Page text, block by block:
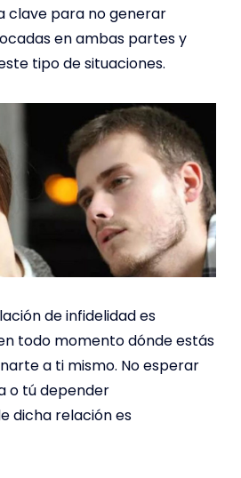
clave para no generar
en ambas partes y
tipo de situaciones.
de infidelidad es
todo momento dónde estás
a ti mismo. No esperar
o tú depender
dicha relación es